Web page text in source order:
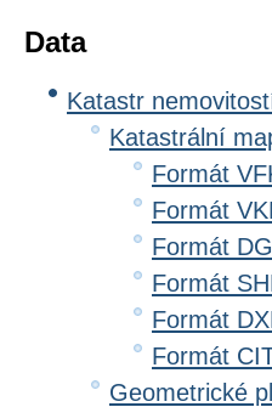
Data
Katastr
Katastrální
Formát
Formát
Formát
Formát
Formát
Formát
Geometrické